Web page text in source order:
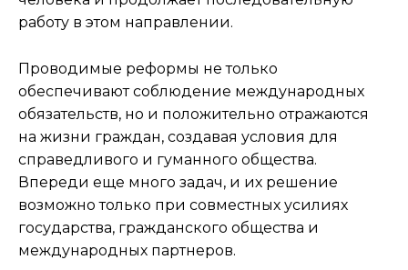
работу в этом направлении.
Проводимые реформы не только
обеспечивают соблюдение международных
обязательств, но и положительно отражаются
на жизни граждан, создавая условия для
справедливого и гуманного общества.
Впереди еще много задач, и их решение
возможно только при совместных усилиях
государства, гражданского общества и
международных партнеров.